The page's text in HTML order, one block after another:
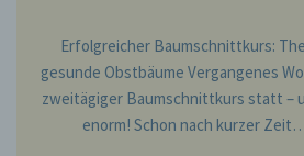
Erfolgreicher Baumschnittkurs:
gesunde Obstbäume Vergangenes
zweitägiger Baumschnittkurs statt –
enorm! Schon nach kurzer